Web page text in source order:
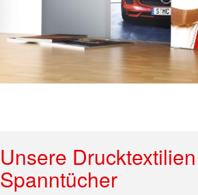
Unsere
Spanntücher